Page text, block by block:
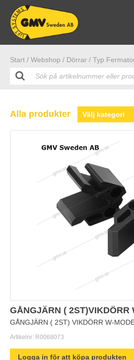
Start / Webshop / Dörrar / Typ
Alla produkter
GÅNGJÄRN ( 2ST)VIKDÖRR
GÅNGJÄRN ( 2ST) VIKDÖRR W-
Artikelnr: R0068073
Logga in för att köpa produkten